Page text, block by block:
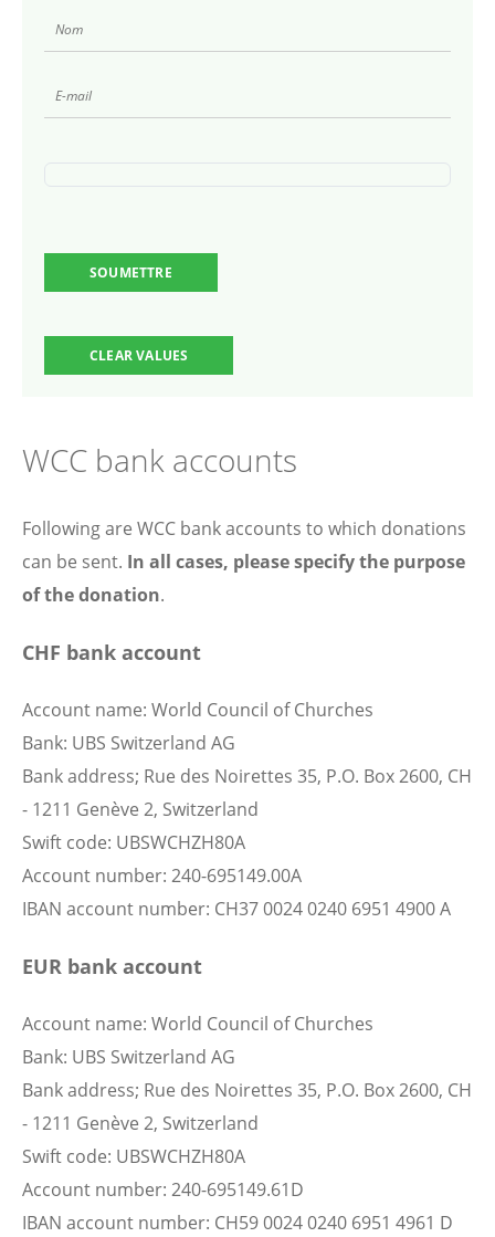
WCC bank accounts
Following are WCC bank accounts to which donations
can be sent. In all cases, please specify the purpose
of the donation.
CHF bank account
Account name: World Council of Churches
Bank: UBS Switzerland AG
Bank address; Rue des Noirettes 35, P.O. Box 2600, CH
- 1211 Genève 2, Switzerland
Swift code: UBSWCHZH80A
Account number: 240-695149.00A
IBAN account number: CH37 0024 0240 6951 4900 A
EUR bank account
Account name: World Council of Churches
Bank: UBS Switzerland AG
Bank address; Rue des Noirettes 35, P.O. Box 2600, CH
- 1211 Genève 2, Switzerland
Swift code: UBSWCHZH80A
Account number: 240-695149.61D
IBAN account number: CH59 0024 0240 6951 4961 D